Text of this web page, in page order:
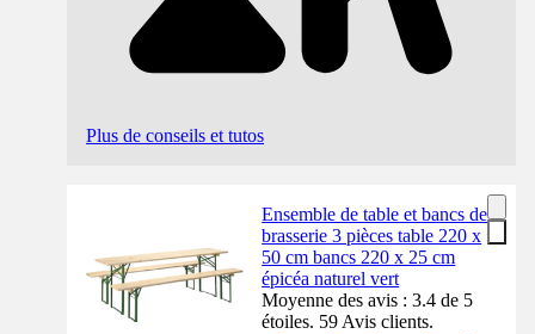
Plus de conseils et tutos
Ensemble de table et bancs de
brasserie 3 pièces table 220 x
50 cm bancs 220 x 25 cm
épicéa naturel vert
Moyenne des avis : 3.4 de 5
étoiles. 59 Avis clients.